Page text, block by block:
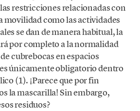
restricciones relacionadas con
movilidad como las actividades
se dan de manera habitual, la
por completo a la normalidad
cubrebocas en espacios
únicamente obligatorio dentro
(1). ¡Parece que por fin
la mascarilla! Sin embargo,
residuos?